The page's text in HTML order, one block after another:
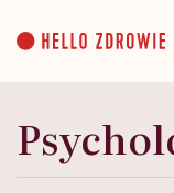
content